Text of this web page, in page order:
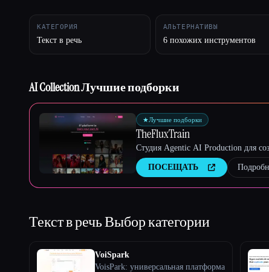
КАТЕГОРИЯ
Текст в речь
АЛЬТЕРНАТИВЫ
6 похожих инструментов
AI Collection Лучшие подборки
★Лучшие подборки
TheFluxTrain
Студия Agentic AI Production для
ПОСЕЩАТЬ
Текст в речьВыбор категории
VoiSpark
VoisPark: универсальная платформа